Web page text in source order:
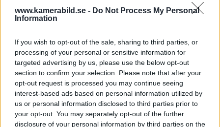
www.kamerabild.se - Do Not Process My Personal
Information
If you wish to opt-out of the sale, sharing to third parties, or
processing of your personal or sensitive information for
targeted advertising by us, please use the below opt-out
section to confirm your selection. Please note that after your
opt-out request is processed you may continue seeing
interest-based ads based on personal information utilized by
us or personal information disclosed to third parties prior to
your opt-out. You may separately opt-out of the further
disclosure of your personal information by third parties on the
Hon berättar också att hon gillar att fotografera
porträtt på någon som står inför en händelse. Anna
förklarar hur det var att fotografera en dubbel vm-
vinnare i kickboxning.
– Jag bad honom komma in i samma känsla som
innan en match och då är han en helt annan person.
Han fick en helt annan blick och uttrycket
förändrades totalt. Den förändringen är spännande